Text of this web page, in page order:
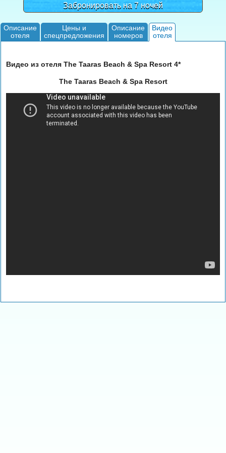
Забронировать на 7 ночей
Описание
отеля
Цены и
спецпредложения
Описание
номеров
Видео
отеля
Видео из отеля The Taaras Beach & Spa Resort 4*
The Taaras Beach & Spa Resort